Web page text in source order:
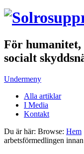
För
socialt
Undermeny
Alla artiklar
I Media
Kontakt
Du är här: Browse: Hem
arbetsförmedlingen